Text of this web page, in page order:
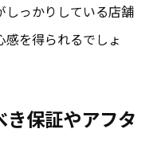
しっかりしている店舗
を得られるでしょ
保証やアフタ